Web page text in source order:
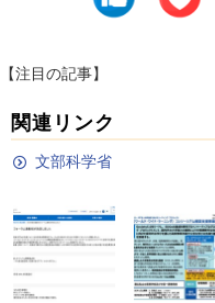
【注目の記事】
関連リンク
文部科学省